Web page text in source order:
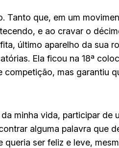
Tanto que, em um
e ao cravar o
último aparelho da sua
Ela ficou na 18ª
mas garantiu
minha vida, participar de
alguma palavra que
ser feliz e leve,